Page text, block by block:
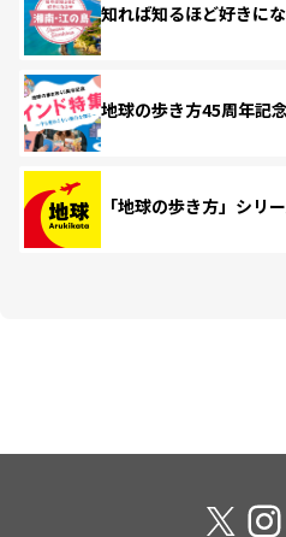
知れば知るほど好きに
地球の歩き方45周年記
「地球の歩き方」シリ